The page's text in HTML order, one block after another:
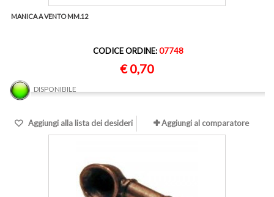
MANICA A VENTO MM.12
CODICE ORDINE:07748
€ 0,70
DISPONIBILE
Aggiungi alla lista dei desideri Aggiungi al comparatore